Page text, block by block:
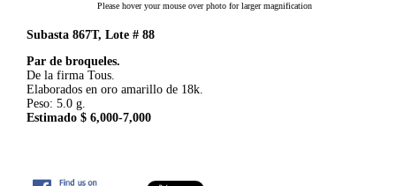
Please hover your mouse over photo for larger magnification
Subasta 867T, Lote # 88
Par de broqueles.
De la firma Tous.
Elaborados en oro amarillo de 18k.
Peso: 5.0 g.
Estimado $ 6,000-7,000